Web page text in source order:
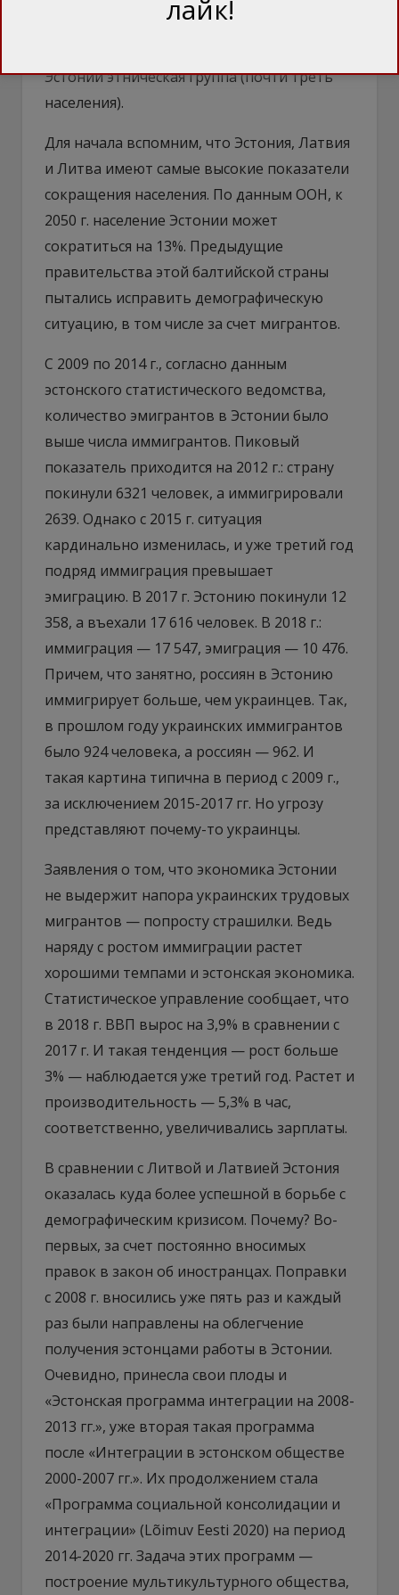
экономики и работников, учитывая, что
Эстонии этническая группа (почти треть
населения).
Для начала вспомним, что Эстония, Латвия
и Литва имеют самые высокие показатели
сокращения населения. По данным ООН, к
2050 г. население Эстонии может
сократиться на 13%. Предыдущие
правительства этой балтийской страны
пытались исправить демографическую
ситуацию, в том числе за счет мигрантов.
С 2009 по 2014 г., согласно данным
эстонского статистического ведомства,
количество эмигрантов в Эстонии было
выше числа иммигрантов. Пиковый
показатель приходится на 2012 г.: страну
покинули 6321 человек, а иммигрировали
2639. Однако с 2015 г. ситуация
кардинально изменилась, и уже третий год
подряд иммиграция превышает
эмиграцию. В 2017 г. Эстонию покинули 12
358, а въехали 17 616 человек. В 2018 г.:
иммиграция — 17 547, эмиграция — 10 476.
Причем, что занятно, россиян в Эстонию
иммигрирует больше, чем украинцев. Так,
в прошлом году украинских иммигрантов
было 924 человека, а россиян — 962. И
такая картина типична в период с 2009 г.,
за исключением 2015-2017 гг. Но угрозу
представляют почему-то украинцы.
Заявления о том, что экономика Эстонии
не выдержит напора украинских трудовых
мигрантов — попросту страшилки. Ведь
наряду с ростом иммиграции растет
хорошими темпами и эстонская экономика.
Статистическое управление сообщает, что
в 2018 г. ВВП вырос на 3,9% в сравнении с
2017 г. И такая тенденция — рост больше
3% — наблюдается уже третий год. Растет и
производительность — 5,3% в час,
соответственно, увеличивались зарплаты.
В сравнении с Литвой и Латвией Эстония
оказалась куда более успешной в борьбе с
демографическим кризисом. Почему? Во-
первых, за счет постоянно вносимых
правок в закон об иностранцах. Поправки
с 2008 г. вносились уже пять раз и каждый
раз были направлены на облегчение
получения эстонцами работы в Эстонии.
Очевидно, принесла свои плоды и
«Эстонская программа интеграции на 2008-
2013 гг.», уже вторая такая программа
после «Интеграции в эстонском обществе
2000-2007 гг.». Их продолжением стала
«Программа социальной консолидации и
интеграции» (Lõimuv Eesti 2020) на период
2014-2020 гг. Задача этих программ —
построение мультикультурного общества,
лайк!